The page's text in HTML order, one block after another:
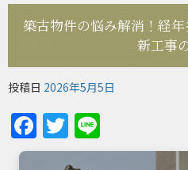
築古物件の悩み解消！経
新工事
投稿日 2026年5月5日
Facebook
Twitter